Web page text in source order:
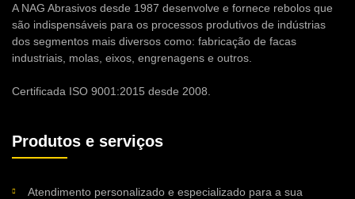
A NAG Abrasivos desde 1987 desenvolve e fornece rebolos que
são indispensáveis para os processos produtivos de indústrias
dos segmentos mais diversos como: fabricação de facas
industriais, molas, eixos, engrenagens e outros.
Certificada ISO 9001:2015 desde 2008.
Produtos e serviços
Atendimento personalizado e especializado para a sua